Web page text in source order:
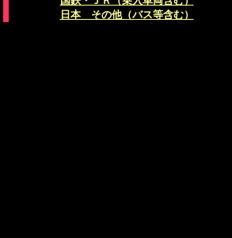
日本 その他（バス等含む）